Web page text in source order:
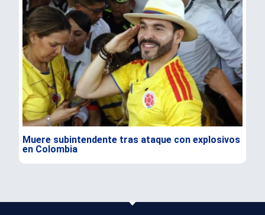
Muere subintendente tras ataque con explosivos
en Colombia